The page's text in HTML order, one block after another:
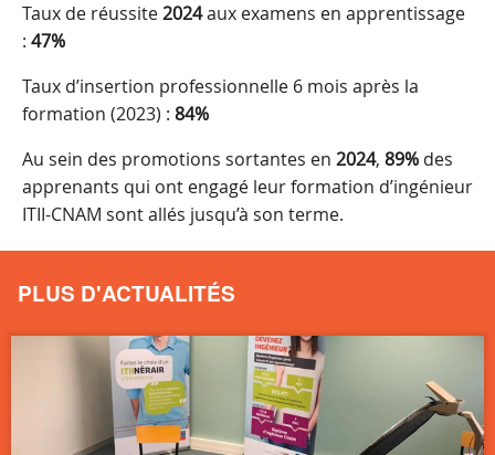
Taux de réussite2024aux examens en apprentissage
: 47%
Taux d’insertion professionnelle 6 mois après la
formation (2023) : 84%
Au sein des promotions sortantes en 2024, 89% des
apprenants qui ont engagé leur formation d’ingénieur
ITII-CNAM sont allés jusqu’à son terme.
PLUS D'ACTUALITÉS